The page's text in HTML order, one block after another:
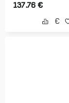
137.76 €